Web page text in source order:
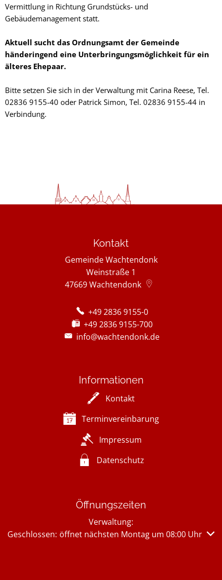
Vermittlung in Richtung Grundstücks- und
Gebäudemanagement statt.
Aktuell sucht das Ordnungsamt der Gemeinde
händeringend eine Unterbringungsmöglichkeit für ein
älteres Ehepaar.
Bitte setzen Sie sich in der Verwaltung mit Carina Reese, Tel.
02836 9155-40 oder Patrick Simon, Tel. 02836 9155-44 in
Verbindung.
Kontakt
Gemeinde Wachtendonk
Weinstraße 1
47669Wachtendonk
+49 2836 9155-0
+49 2836 9155-700
info@wachtendonk.de
Informationen
Kontakt
Terminvereinbarung
Impressum
Datenschutz
Öffnungszeiten
Verwaltung:
Klicken, um weitere Öffnungs- oder Schließzeiten
Geschlossen: öffnet nächsten Montag um 08:00 Uhr